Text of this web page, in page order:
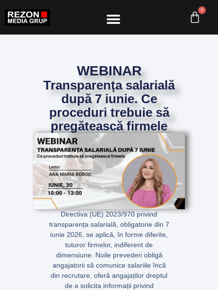
0
WEBINAR
Transparența salarială
după 7 iunie. Ce
proceduri trebuie să
pregătească firmele
Directiva (UE) 2023/970privind
transparența salarială , obligatorie din 7
iunie 2026 , se aplică, în forme diferite,
tuturor firmelor, indiferent de
dimensiune. Noile prevederi obligă
angajatorii să comunice salariile încă
din recrutare , oferă angajaților dreptul
de a solicita informații privind